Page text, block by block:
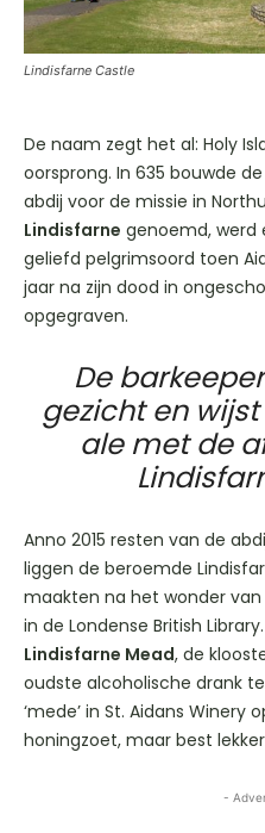
Lindisfarne Castle
De naam zegt het al: Holy
oorsprong. In 635 bouwde
abdij voor de missie in
Lindisfarne genoemd, werd
geliefd pelgrimsoord toen
jaar na zijn dood in
opgegraven.
De
gezicht en
ale met de
Anno 2015 resten van de
liggen de beroemde
maakten na het wonder
in de Londense British
Lindisfarne Mead, de
oudste alcoholische drank
‘mede’ in St. Aidans Winery
honingzoet, maar best
-